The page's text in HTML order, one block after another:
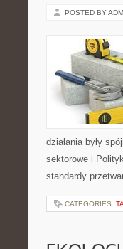
POSTED BY
działania były
sektorowe i
standardy
CATEGORIES: